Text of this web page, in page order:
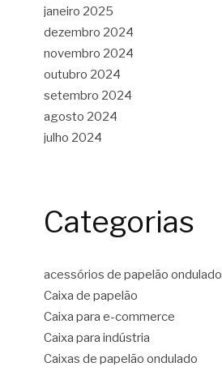
janeiro 2025
dezembro 2024
novembro 2024
outubro 2024
setembro 2024
agosto 2024
julho 2024
Categorias
acessórios de papelão ondulado
Caixa de papelão
Caixa para e-commerce
Caixa para indústria
Caixas de papelão ondulado